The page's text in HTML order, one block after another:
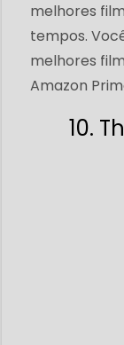
melhores
tempos.
melhores
Amazon
10.